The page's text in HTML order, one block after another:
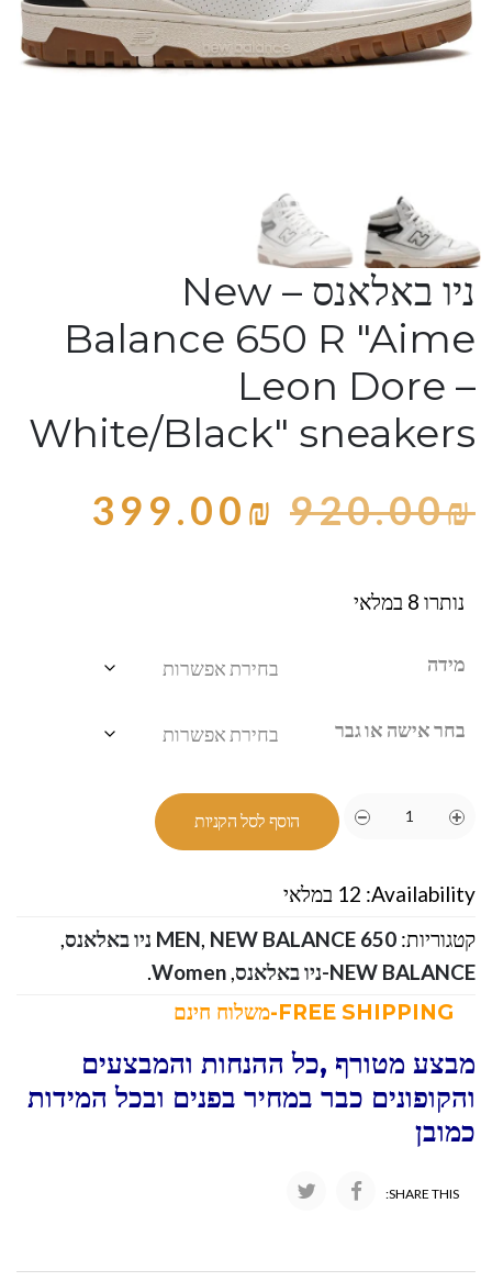
ניו באלאנס – New
Balance 650 R "Aime
Leon Dore –
White/Black" sneakers
920.00₪
399.00₪
נותרו 8 במלאי
מידה
בחר אישה או גבר
הוסף לסל הקניות
Availability: 12 במלאי
קטגוריות:
MEN, NEW BALANCE 650 ניו באלאנס
,
NEW BALANCE-ניו באלאנס
,
Women
.
מבצע מטורף ,כל ההנחות והמבצעים
והקופונים כבר במחיר בפנים ובכל המידות
כמובן
SHARE THIS: